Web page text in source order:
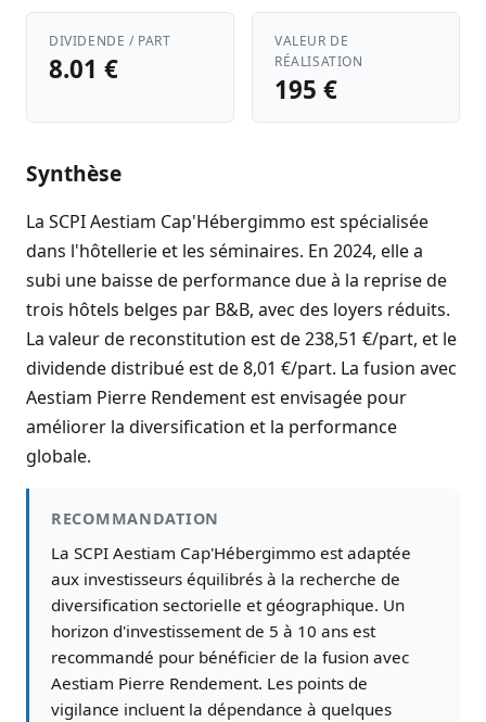
DIVIDENDE / PART
8.01 €
VALEUR DE
RÉALISATION
195 €
Synthèse
La SCPI Aestiam Cap'Hébergimmo est spécialisée
dans l'hôtellerie et les séminaires. En 2024, elle a
subi une baisse de performance due à la reprise de
trois hôtels belges par B&B, avec des loyers réduits.
La valeur de reconstitution est de 238,51 €/part, et le
dividende distribué est de 8,01 €/part. La fusion avec
Aestiam Pierre Rendement est envisagée pour
améliorer la diversification et la performance
globale.
RECOMMANDATION
La SCPI Aestiam Cap'Hébergimmo est adaptée
aux investisseurs équilibrés à la recherche de
diversification sectorielle et géographique. Un
horizon d'investissement de 5 à 10 ans est
recommandé pour bénéficier de la fusion avec
Aestiam Pierre Rendement. Les points de
vigilance incluent la dépendance à quelques